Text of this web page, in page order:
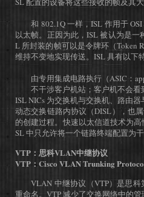
和 802.1Q 一样，ISL 作用于 OSI
以太帧。正因为此，ISL 被认为是
L 所封装的帧可以是令牌环（Token
维持不变地实现传送。ISL 具有以下
由专用集成电路执行（ASIC：
不干涉客户机站；客户机不会看
ISL NICs 为交换机与交换机、路由
动态交换链路内协议（DISL），也
的创建过程。快速以太信道技术为
SL 中只允许将一个链路终端配置为
VTP：思科VLAN中继协议
VTP：Cisco VLAN Trunking
VLAN 中继协议（VTP）是思科
重命名。VTP 减少了交换网络中的